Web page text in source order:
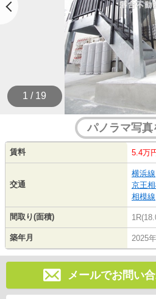
1 / 19
パノラマ写真
賃料 5.4万
交通
横浜線
京王
相模線
間取り(面積)
築年月 2025
メールでお問い